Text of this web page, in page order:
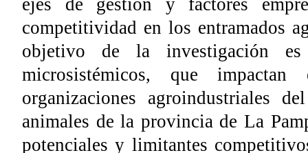
ejes de gestión y factores
competitividad en los entramados
objetivo de la investigación
microsistémicos, que
organizaciones agroindustriales
animales de la provincia de La
potenciales y limitantes